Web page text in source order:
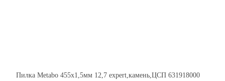
Пилка Metabo 455x1,5мм 12,7 expert,камень,ЦСП 631918000